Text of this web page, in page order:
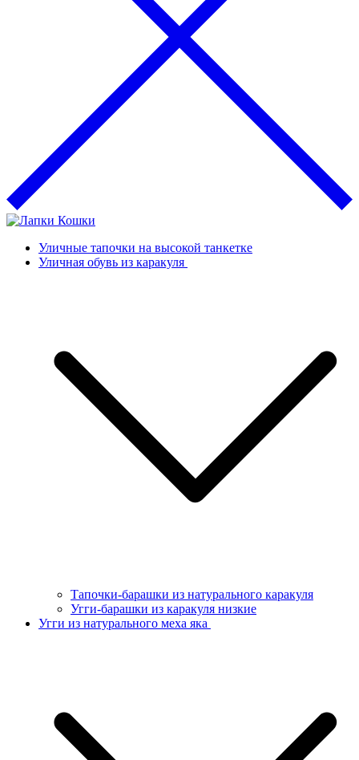
Уличные тапочки на высокой танкетке
Уличная обувь из каракуля
Тапочки-барашки из натурального каракуля
Угги-барашки из каракуля низкие
Угги из натурального меха яка